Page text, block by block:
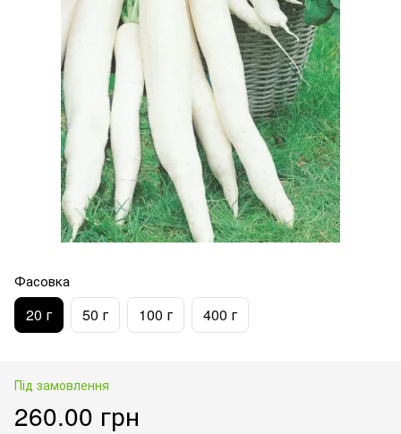
Фасовка
20 г 50 г 100 г 400 г
Під замовлення
260.00 грн